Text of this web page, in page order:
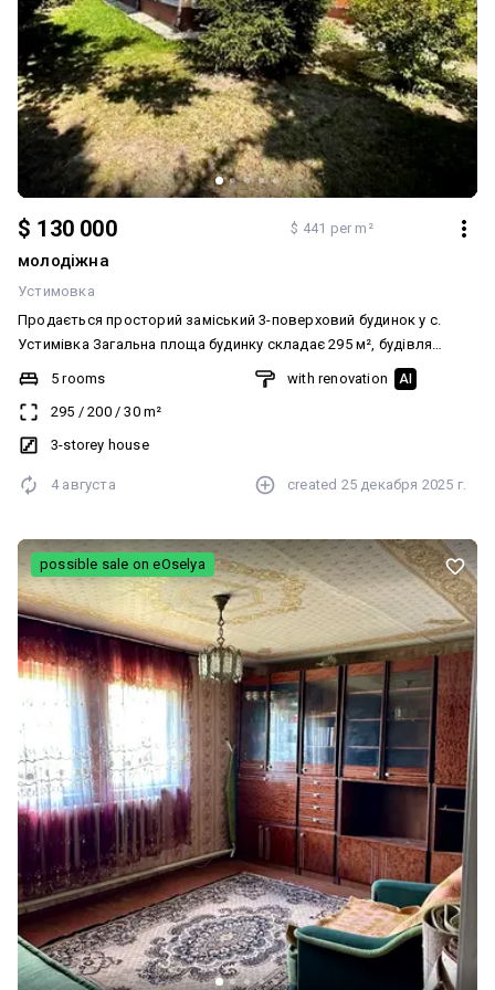
$ 130 000 $ 441 per m²
молодіжна
Устимовка
Продається просторий заміський 3-поверховий будинок у с.
Устимівка Загальна площа будинку складає 295 м², будівля
зведена із якісних матеріалів, що забезпечує надійність,
довговічність та комфорт проживання. Планування: Перший
поверх: дві спальні кімнати, кухня, санвузол, простора веранда
та затишний зимовий сад, що створює особливу атмосферу
кімната та декілька кладових приміщень для зберігання речей.
кабінет, зону відпочинку або додаткову спальню. Технічні
характеристики та комунікації: Встановлені автоматичні ворота
при в’їзді у двір та в гаражі. Опалення забезпечують два котли
(газовий та резервний). Проведено газ, електрику, вода — зі
свердловини. У будинку є швидкісний інтернет, який може
працювати навіть при відключенні електроенергії (за наявності
акумулятора), а також супутникове телебачення. У гостьовому
будинку та в основному будинку передбачено систему підігріву
підлоги (на кухні, у кімнаті та у ванній на другому поверсі).
Територія та додаткові споруди: Загальна площа ділянки — 25
соток, територія рівна, повністю огороджена кам’яним
парканом. При в’їзді розташований гараж на 2 автомобілі з
підсобними приміщеннями для зберігання інвентарю та шин. У
внутрішньому дворі — великий закритий басейн довжиною 12 м,
літня кухня з душовою та санвузлом (може бути переобладнана
під гостьовий будинок). На території виконаний ландшафтний
дизайн із декоративними рослинами. За басейном і літньою
кухнею розміщений фруктовий сад та виноградник, які
створюють затишок та додають дому особливого шарму.
5 rooms
295 /200/30m²
3-storey house
with renovation AI
4 августа created 25 декабря 2025 г.
possible sale on eOselya